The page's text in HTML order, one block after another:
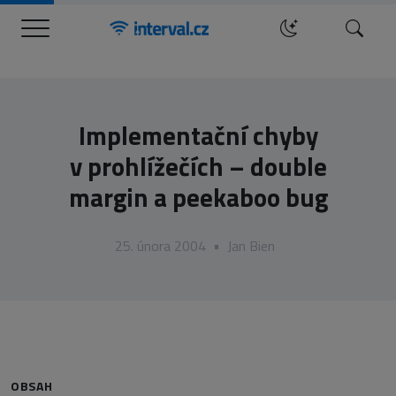
Menu Hledat
Implementační chyby
v prohlížečích – double
margin a peekaboo bug
25. února 2004 • Jan Bien
OBSAH